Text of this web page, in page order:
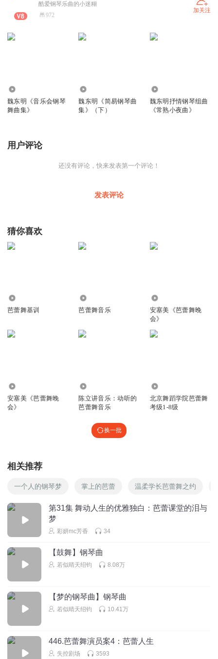
酷爱钢琴乐曲的小迷糊
972
加关注
魏东明《音乐会钢琴
舞曲集》
魏东明《简易钢琴曲
集》（下）
魏东明抒情钢琴组曲
《常熟小夜曲》
用户评论
还没有评论，快来发表第一个评论！
发表评论
猜你喜欢
芭蕾舞基训 芭蕾舞音乐
安塞美《芭蕾舞晚
会》
安塞美《芭蕾舞晚
会》
陈立讲音乐：动听的
芭蕾舞音乐
北京舞蹈学院芭蕾舞
考级1-8级
换一批
相关推荐
一个人的钢琴梦 掌上的芭蕾 温柔学长芭蕾舞之约
第31集 舞动人生的优雅独白：芭蕾课堂的泪与
梦
彩妍mc芳香 34
【鼓舞】钢琴曲
若似晴天绍钧 8.08万
【梦的钢琴曲】钢琴曲
若似晴天绍钧 10.41万
446.芭蕾舞演员案4：芭蕾人生
失控剧场 3593